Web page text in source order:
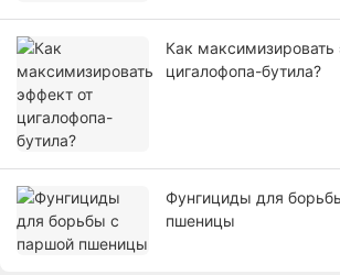
Как максимизировать
цигалофопа-бутила?
Фунгициды для
пшеницы